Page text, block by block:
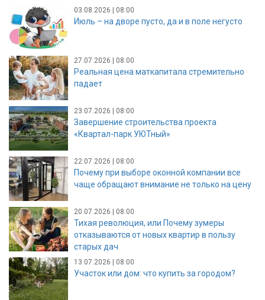
03.08.2026 | 08:00
Июль – на дворе пусто, да и в поле негусто
27.07.2026 | 08:00
Реальная цена маткапитала стремительно
падает
23.07.2026 | 08:00
Завершение строительства проекта
«Квартал-парк УЮТный»
22.07.2026 | 08:00
Почему при выборе оконной компании все
чаще обращают внимание не только на цену
20.07.2026 | 08:00
Тихая революция, или Почему зумеры
отказываются от новых квартир в пользу
старых дач
13.07.2026 | 08:00
Участок или дом: что купить за городом?